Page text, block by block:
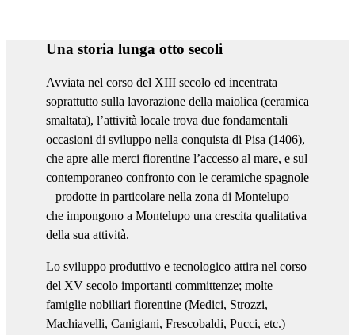
Una storia lunga otto secoli
Avviata nel corso del XIII secolo ed incentrata
soprattutto sulla lavorazione della maiolica (ceramica
smaltata), l’attività locale trova due fondamentali
occasioni di sviluppo nella conquista di Pisa (1406),
che apre alle merci fiorentine l’accesso al mare, e sul
contemporaneo confronto con le ceramiche spagnole
– prodotte in particolare nella zona di Montelupo –
che impongono a Montelupo una crescita qualitativa
della sua attività.
Lo sviluppo produttivo e tecnologico attira nel corso
del XV secolo importanti committenze; molte
famiglie nobiliari fiorentine (Medici, Strozzi,
Machiavelli, Canigiani, Frescobaldi, Pucci, etc.)